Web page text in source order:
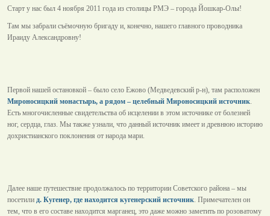
Старт у нас был 4 ноября 2011 года из столицы РМЭ – города Йошкар-Олы!
Там мы забрали съёмочную бригаду и, конечно, нашего главного проводника
Ираиду Александровну!
Первой нашей остановкой – было село Ежово (Медведевский р-н), там расположен
Мироносицкий монастырь, а рядом – целебный Мироносицкий источник.
Есть многочисленные свидетельства об исцелении в этом источнике от болезней
ног, сердца, глаз. Мы также узнали, что данный источник имеет и древнюю историю
дохристианского поклонения от народа мари.
Далее наше путешествие продолжалось по территории Советского района – мы
посетили д. Кугенер, где находится кугенерский источник. Примечателен он
тем, что в его составе находится марганец, это даже можно заметить по розоватому